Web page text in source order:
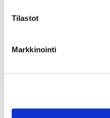
Tilastot
Markkinointi